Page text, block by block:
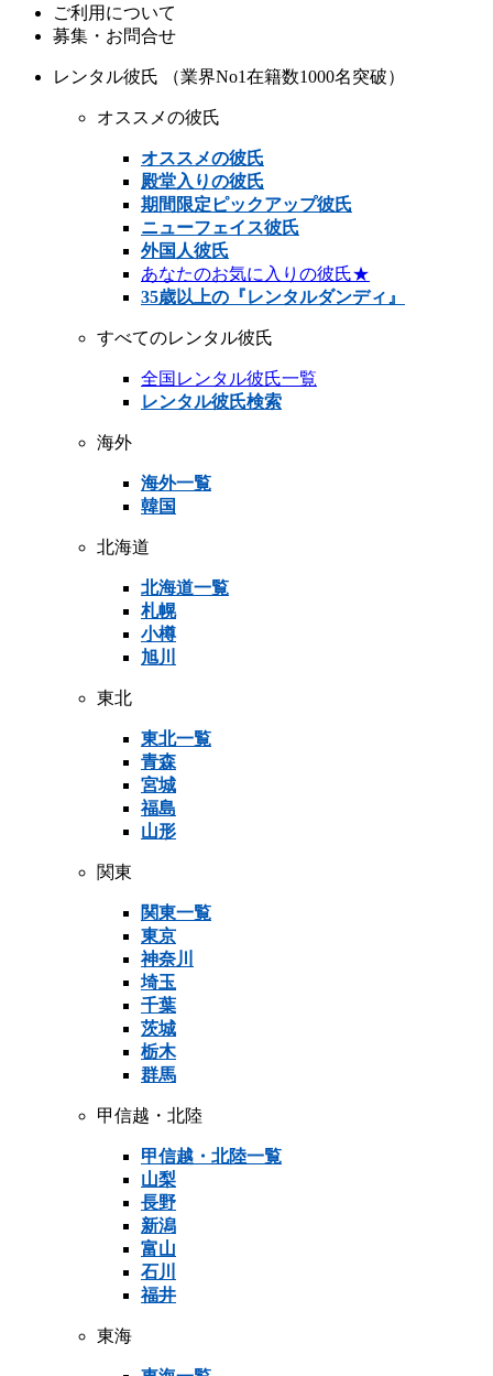
ご利用について
募集・お問合せ
レンタル彼氏 （業界No1在籍数1000名突破）
オススメの彼氏
オススメの彼氏
殿堂入りの彼氏
期間限定ピックアップ彼氏
ニューフェイス彼氏
外国人彼氏
あなたのお気に入りの彼氏★
35歳以上の『レンタルダンディ』
すべてのレンタル彼氏
全国レンタル彼氏一覧
レンタル彼氏検索
海外
海外一覧
韓国
北海道
北海道一覧
札幌
小樽
旭川
東北
東北一覧
青森
宮城
福島
山形
関東
関東一覧
東京
神奈川
埼玉
千葉
茨城
栃木
群馬
甲信越・北陸
甲信越・北陸一覧
山梨
長野
新潟
富山
石川
福井
東海